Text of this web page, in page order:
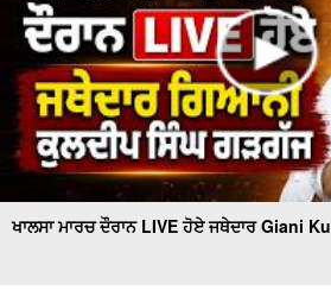
ਖਾਲਸਾ ਮਾਰਚ ਦੌਰਾਨ LIVE ਹੋਏ ਜਥੇਦਾਰ Giani